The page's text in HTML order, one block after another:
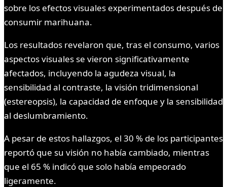
sobre los efectos visuales experimentados después de
consumir marihuana.
Los resultados revelaron que, tras el consumo, varios
aspectos visuales se vieron significativamente
afectados, incluyendo la agudeza visual, la
sensibilidad al contraste, la visión tridimensional
(estereopsis), la capacidad de enfoque y la sensibilidad
al deslumbramiento.
A pesar de estos hallazgos, el 30 % de los participantes
reportó que su visión no había cambiado, mientras
que el 65 % indicó que solo había empeorado
ligeramente.